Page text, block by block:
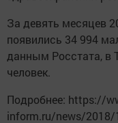
За девять месяцев
появились 34 994
данным Росстата, в
человек.
Подробнее: https://
inform.ru/news/